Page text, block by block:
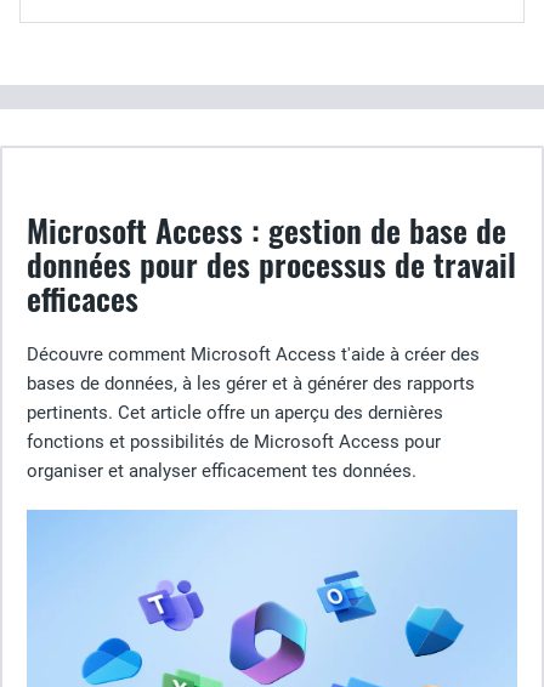
Microsoft Access : gestion de base de
données pour des processus de travail
efficaces
Découvre comment Microsoft Access t'aide à créer des
bases de données, à les gérer et à générer des rapports
pertinents. Cet article offre un aperçu des dernières
fonctions et possibilités de Microsoft Access pour
organiser et analyser efficacement tes données.